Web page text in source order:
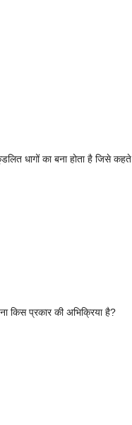
धागों का बना होता है जिसे कहते
किस प्रकार की अभिक्रिया है?